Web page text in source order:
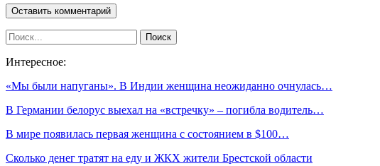
Интересное:
«Мы были напуганы». В Индии женщина неожиданно очнулась…
В Германии белорус выехал на «встречку» – погибла водитель…
В мире появилась первая женщина с состоянием в $100…
Сколько денег тратят на еду и ЖКХ жители Брестской области